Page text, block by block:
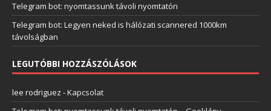
Telegram bot: nyomtassunk távoli nyomtatón
Telegram bot: Legyen neked is hálózati scannered 1000km
távolságban
LEGUTÓBBI HOZZÁSZÓLÁSOK
lee rodriguez -Kapcsolat